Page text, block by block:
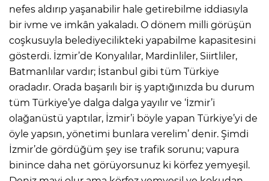
nefes aldırıp yaşanabilir hale getirebilme iddiasıyla
bir ivme ve imkân yakaladı. O dönem milli görüşün
coşkusuyla belediyecilikteki yapabilme kapasitesini
gösterdi. İzmir’de Konyalılar, Mardinliler, Siirtliler,
Batmanlılar vardır; İstanbul gibi tüm Türkiye
oradadır. Orada başarılı bir iş yaptığınızda bu durum
tüm Türkiye’ye dalga dalga yayılır ve ‘İzmir’i
olağanüstü yaptılar, İzmir’i böyle yapan Türkiye’yi de
öyle yapsın, yönetimi bunlara verelim’ denir. Şimdi
İzmir’de gördüğüm şey ise trafik sorunu; vapura
binince daha net görüyorsunuz ki körfez yemyeşil.